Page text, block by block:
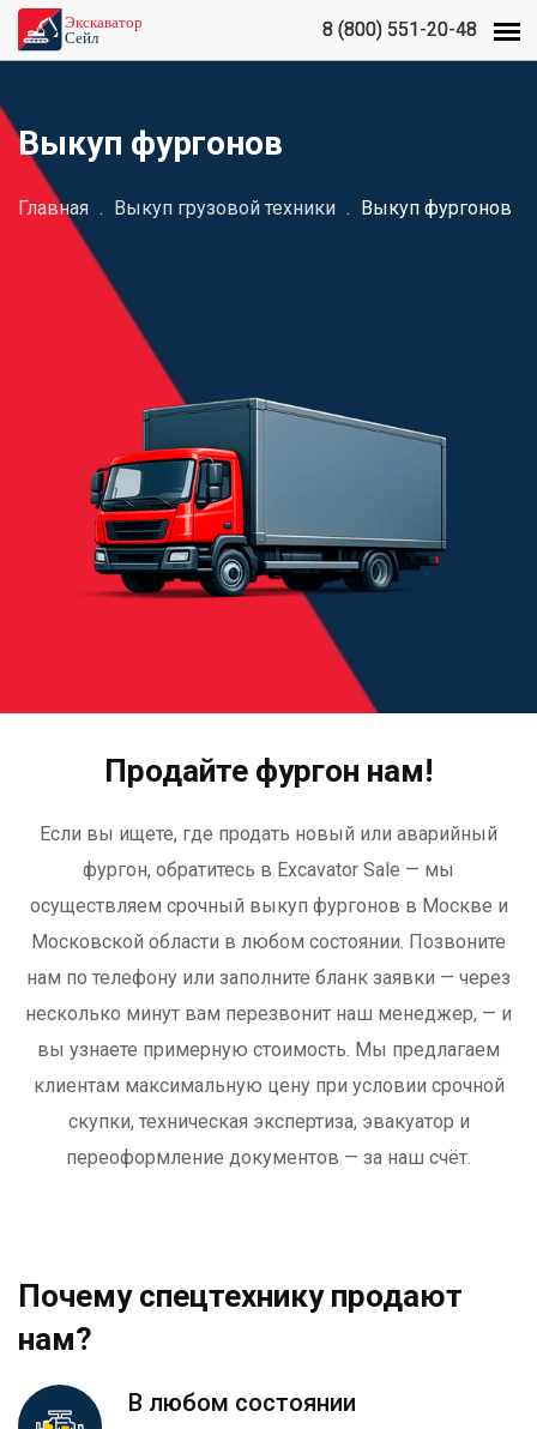
8 (800) 551-20-48
8 (800) 551-20-48
Выкуп фургонов
Главная . Выкуп грузовой техники . Выкуп фургонов
Продайте фургон нам!
Если вы ищете, где продать новый или аварийный
фургон, обратитесь в Excavator Sale — мы
осуществляем срочный выкуп фургонов в Москве и
Московской области в любом состоянии. Позвоните
нам по телефону или заполните бланк заявки — через
несколько минут вам перезвонит наш менеджер, — и
вы узнаете примерную стоимость. Мы предлагаем
клиентам максимальную цену при условии срочной
скупки, техническая экспертиза, эвакуатор и
переоформление документов — за наш счёт.
Почему спецтехнику продают
нам?
В любом состоянии